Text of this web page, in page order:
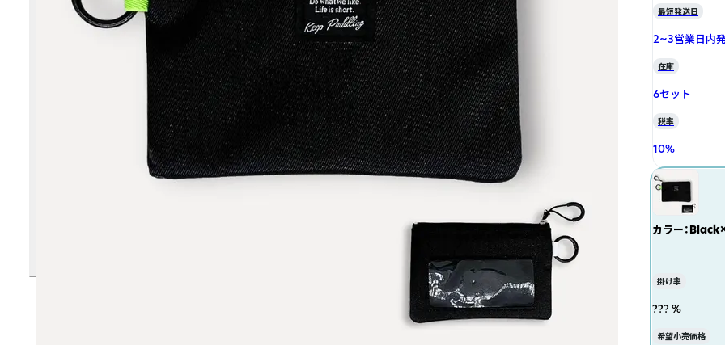
最短発送日
2~3営業日内
在庫
6セット
税率
10%
カラー：
掛け率
??? %
希望小売価格